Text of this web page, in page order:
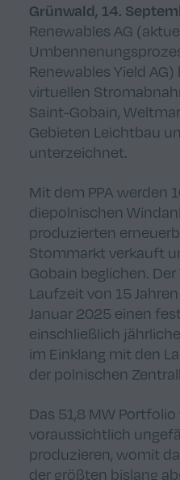
Grünwald, 14.
Renewables AG
Renewables Yield
virtuellen
Saint-Gobain,
Gebieten Leichtbau
unterzeichnet.
Mit dem PPA werden
diepolnischen
produzierten
Stommarkt verkauft
Gobain beglichen.
Laufzeit von 15
Januar 2025 einen
einschließlich
im Einklang mit den
der polnischen
Das 51,8 MW
voraussichtlich
produzieren, womit
der größten bislang